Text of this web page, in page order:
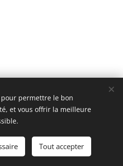
originale 2D Unlimited © 2018
libres de droits
permettre le bon
et vous offrir la meilleure
Tout accepter